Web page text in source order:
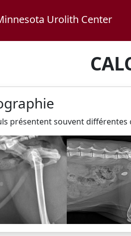
Urolith Center
présentent souvent